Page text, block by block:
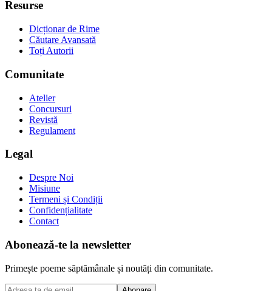
Resurse
Dicționar de Rime
Căutare Avansată
Toți Autorii
Comunitate
Atelier
Concursuri
Revistă
Regulament
Legal
Despre Noi
Misiune
Termeni și Condiții
Confidențialitate
Contact
Abonează-te la newsletter
Primește poeme săptămânale și noutăți din comunitate.